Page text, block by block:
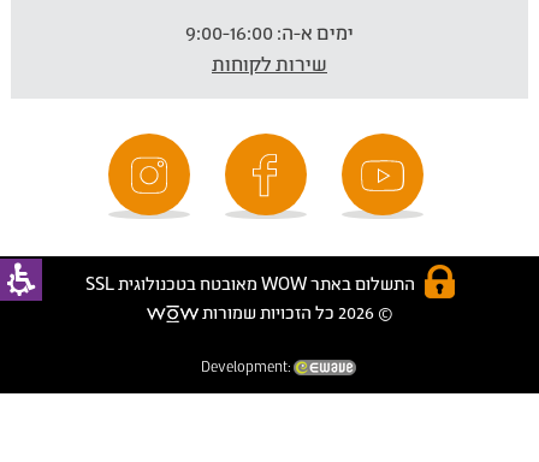
ימים א-ה:
שירות לקוחות
התשלום באתר WOW מאובטח בטכנולוגית SSL
© 2026 כל הזכויות שמורות
Development: